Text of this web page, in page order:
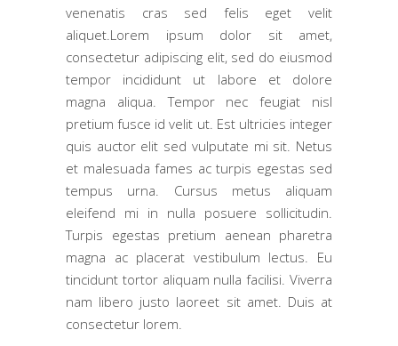
venenatis cras sed felis eget velit
aliquet.Lorem ipsum dolor sit amet,
consectetur adipiscing elit, sed do eiusmod
tempor incididunt ut labore et dolore
magna aliqua. Tempor nec feugiat nisl
pretium fusce id velit ut. Est ultricies integer
quis auctor elit sed vulputate mi sit. Netus
et malesuada fames ac turpis egestas sed
tempus urna. Cursus metus aliquam
eleifend mi in nulla posuere sollicitudin.
Turpis egestas pretium aenean pharetra
magna ac placerat vestibulum lectus. Eu
tincidunt tortor aliquam nulla facilisi. Viverra
nam libero justo laoreet sit amet. Duis at
consectetur lorem.